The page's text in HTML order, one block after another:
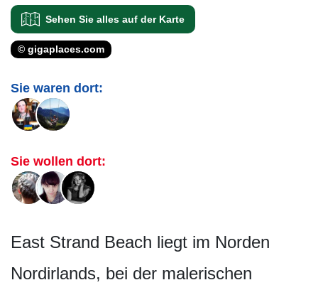
Sehen Sie alles auf der Karte
© gigaplaces.com
Sie waren dort:
Sie wollen dort:
East Strand Beach liegt im Norden
Nordirlands, bei der malerischen